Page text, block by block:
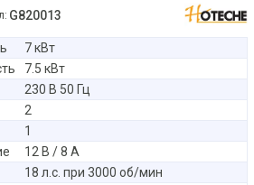
G820013
7 кВт
7.5 кВт
230 В 50 Гц
2
1
12 В / 8 А
18 л.с. при 3000 об/мин